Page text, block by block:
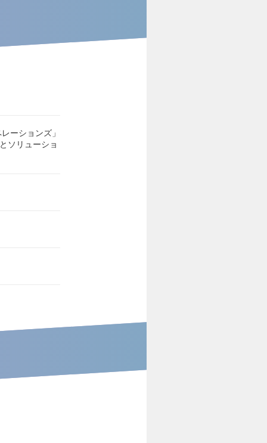
ーションズ」
ソリューショ